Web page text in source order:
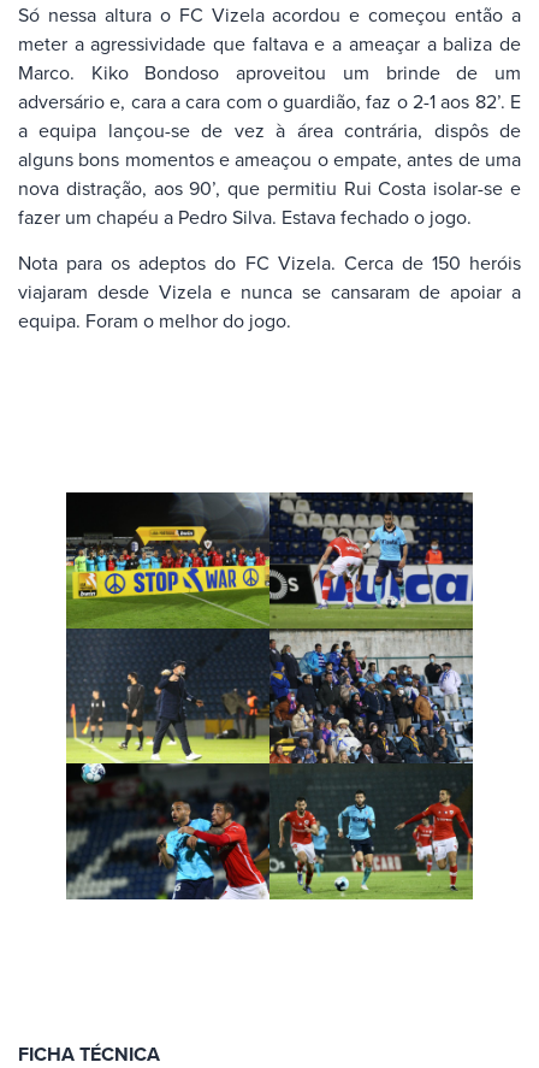
Só nessa altura o FC Vizela acordou e começou então a
meter a agressividade que faltava e a ameaçar a baliza de
Marco. Kiko Bondoso aproveitou um brinde de um
adversário e, cara a cara com o guardião, faz o 2-1 aos 82’. E
a equipa lançou-se de vez à área contrária, dispôs de
alguns bons momentos e ameaçou o empate, antes de uma
nova distração, aos 90’, que permitiu Rui Costa isolar-se e
fazer um chapéu a Pedro Silva. Estava fechado o jogo.
Nota para os adeptos do FC Vizela. Cerca de 150 heróis
viajaram desde Vizela e nunca se cansaram de apoiar a
equipa. Foram o melhor do jogo.
FICHA TÉCNICA